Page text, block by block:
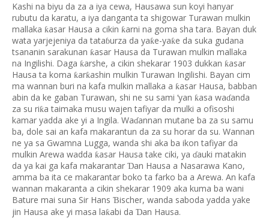
Kashi na biyu da za a iya cewa, Hausawa sun koyi hanyar
rubutu da karatu, a iya danganta ta shigowar Turawan mulkin
mallaka ƙasar Hausa a cikin ƙarni na goma sha tara. Bayan duk
wata yarjejeniya da tataɓurza da yaƙe-yaƙe da suka gudana
tsananin sarakunan ƙasar Hausa da Turawan mulkin mallaka
na Ingilishi. Daga ƙarshe, a cikin shekarar 1903 dukkan ƙasar
Hausa ta koma ƙarƙashin mulkin Turawan Ingilishi. Bayan cim
ma wannan buri na kafa mulkin mallaka a ƙasar Hausa, babban
abin da ke gaban Turawan, shi ne su sami ‘yan ƙasa waɗanda
za su riƙa taimaka musu wajen tafiyar da mulki a ofisoshi
kamar yadda ake yi a Ingila. Waɗannan mutane ba za su samu
ba, dole sai an kafa makarantun da za su horar da su. Wannan
ne ya sa Gwamna Lugga, wanda shi aka ba ikon tafiyar da
mulkin Arewa wadda ƙasar Hausa take ciki, ya ɗauki matakin
da ya kai ga kafa makarantar Ɗan Hausa a Nasarawa Kano,
amma ba ita ce makarantar boko ta farko ba a Arewa. An kafa
wannan makaranta a cikin shekarar 1909 aka kuma ba wani
Bature mai suna Sir Hans Ɓischer, wanda saboda yadda yake
jin Hausa ake yi masa laƙabi da Ɗan Hausa.